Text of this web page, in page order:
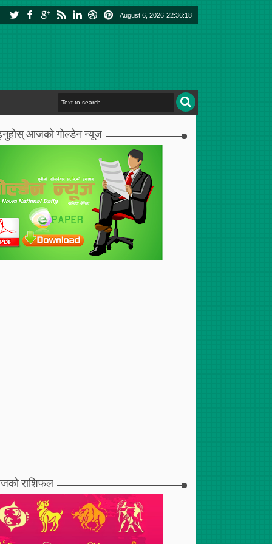
August 6, 2026 22:36:19
आजको गोल्डेन न्यूज
राशिफल